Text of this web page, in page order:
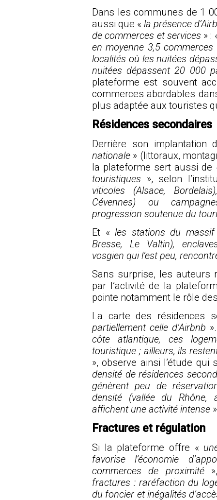
Dans les communes de 1
aussi que « la présence
de commerces et services » :
en moyenne 3,5
localités où les nuitées
nuitées dépassent 20 000
plateforme est souvent
commerces abordables
plus adaptée aux touristes
Résidences secondaires
Derrière son implantation
nationale » (littoraux,
la plateforme sert aussi de
touristiques », selon
viticoles (Alsace,
Cévennes) ou
progression soutenue du
Et « les stations du massif
Bresse, Le Valtin),
vosgien qui l’est peu,
Sans surprise, les auteurs
par l’activité de la
pointe notamment le rôle
La carte des résidences
partiellement celle d’Airbnb
côte atlantique, ces
touristique ; ailleurs, ils
», observe ainsi l’étude
densité de résidences
génèrent peu de
densité (vallée du Rhône,
affichent une activité intense
Fractures et régulation
Si la plateforme offre «
favorise l’économie
commerces de proximité
fractures : raréfaction du
du foncier et inégalités